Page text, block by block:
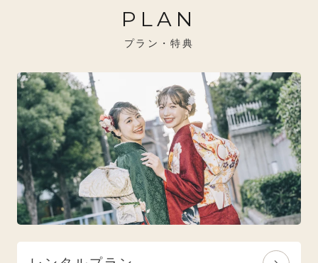
26万円～31万円未満
ナチュラル
ブルべ夏におすすめ
ブルべ冬におすすめ
特選技法
オリジナルブランド
人気モデルブランド
PLAN
プラン・特典